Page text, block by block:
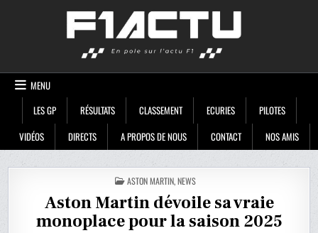
MENU
LES GP
RÉSULTATS CLASSEMENT ECURIES
PILOTES
VIDÉOS
DIRECTS A PROPOS DE NOUS CONTACT NOS AMIS
POSTED
IN
ASTON MARTIN,NEWS
Aston Martin dévoile sa vraie
monoplace pour la saison 2025